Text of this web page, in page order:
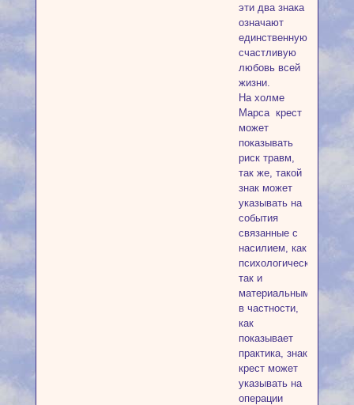
эти два знака
означают
единственную
счастливую
любовь всей
жизни.
На холме
Марса крест
может
показывать
риск травм,
так же, такой
знак может
указывать на
события
связанные с
насилием, как
психологическим,
так и
материальным,
в частности,
как
показывает
практика, знак
крест может
указывать на
операции